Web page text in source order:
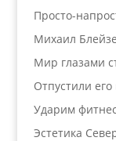
Просто-
Михаил
Мир глазами
Отпустили
Ударим
Эстетика